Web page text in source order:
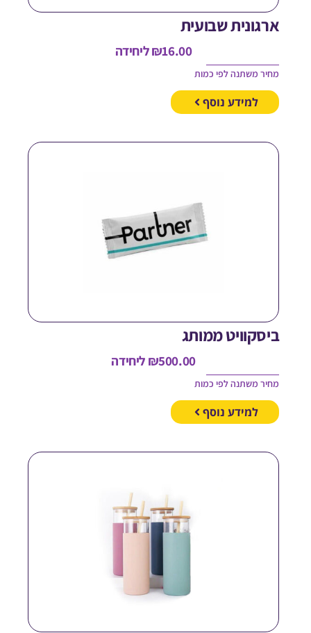
שבועית
₪ליחידה
משתנה לפי כמות
למידע נוסף
ממותג
₪500.00 ליחידה
משתנה לפי כמות
למידע נוסף